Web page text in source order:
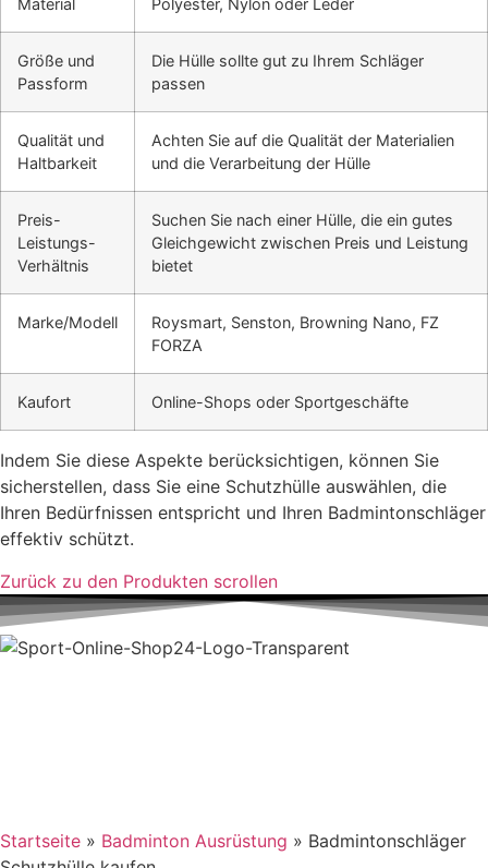
Material Polyester, Nylon oder Leder
Größe und
Passform
Die Hülle sollte gut zu Ihrem Schläger
passen
Qualität und
Haltbarkeit
Achten Sie auf die Qualität der Materialien
und die Verarbeitung der Hülle
Preis-
Leistungs-
Verhältnis
Suchen Sie nach einer Hülle, die ein gutes
Gleichgewicht zwischen Preis und Leistung
bietet
Marke/Modell
Roysmart, Senston, Browning Nano, FZ
FORZA
Kaufort Online-Shops oder Sportgeschäfte
Indem Sie diese Aspekte berücksichtigen, können Sie
sicherstellen, dass Sie eine Schutzhülle auswählen, die
Ihren Bedürfnissen entspricht und Ihren Badmintonschläger
effektiv schützt.
Zurück zu den Produkten scrollen
Startseite » Badminton Ausrüstung » Badmintonschläger